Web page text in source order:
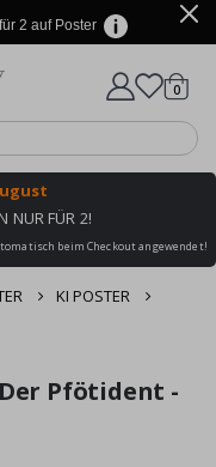
2 auf Poster
Wagen
0
NUR FÜR 2!
beim Checkout angewendet!
KI POSTER
Korb
Pfötident -